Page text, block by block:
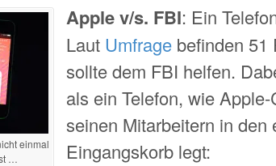
einmal
…
Apple v/s. FBI: Ein
Laut Umfrage befinden 51
sollte dem FBI helfen.
als ein Telefon, wie
seinen Mitarbeitern in den
Eingangskorb legt: